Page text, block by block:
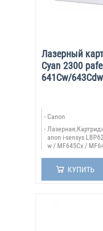
Лазерный
Cyan 2300
641Cw/
Canon
anon i-sensys
w / MF645Cx /
КУПИТЬ